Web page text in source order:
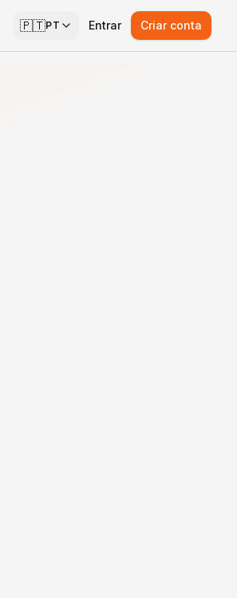
🇵🇹PT Entrar Criar conta